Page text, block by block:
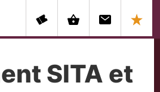
SITA et